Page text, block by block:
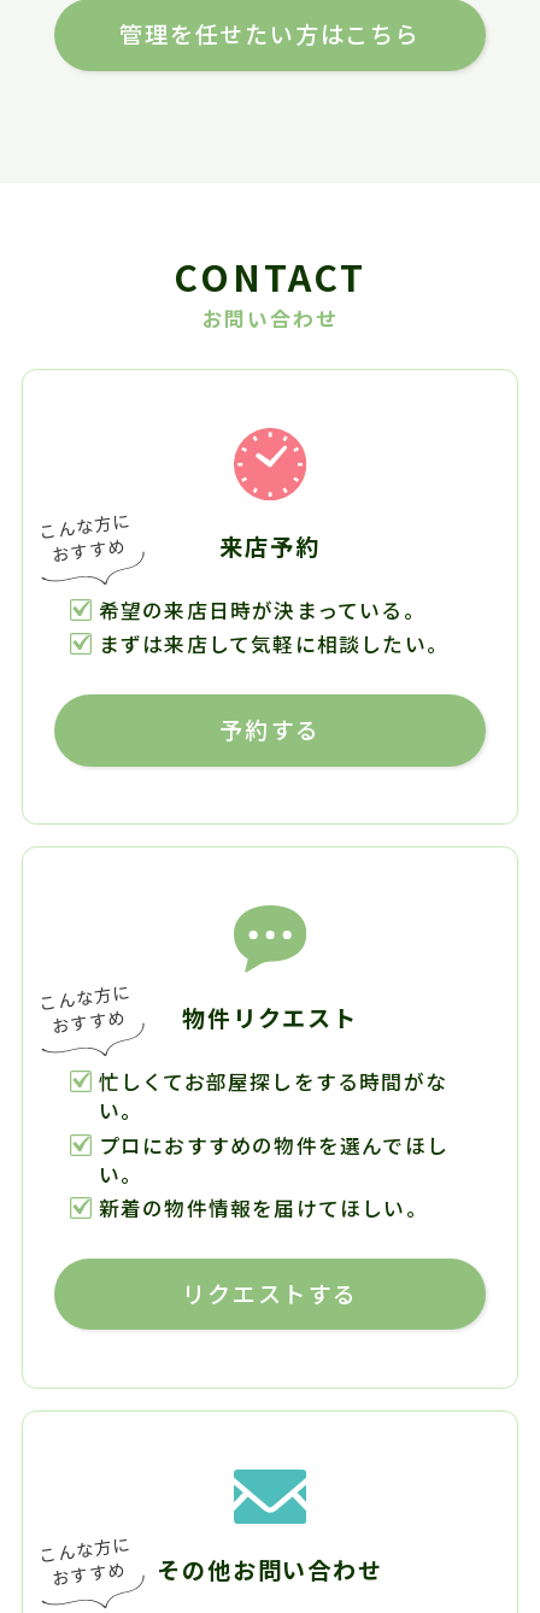
管理を任せたい方はこちら
CONTACT
お問い合わせ
来店予約
希望の来店日時が決まっている。
まずは来店して気軽に相談したい。
予約する
物件リクエスト
忙しくてお部屋探しをする時間がな
い。
プロにおすすめの物件を選んでほし
い。
新着の物件情報を届けてほしい。
リクエストする
その他お問い合わせ